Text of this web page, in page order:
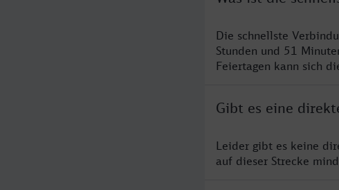
Die schnellste
Stunden und 51
Feiertagen kann sich
Gibt es eine
Leider gibt es keine
auf dieser Strecke